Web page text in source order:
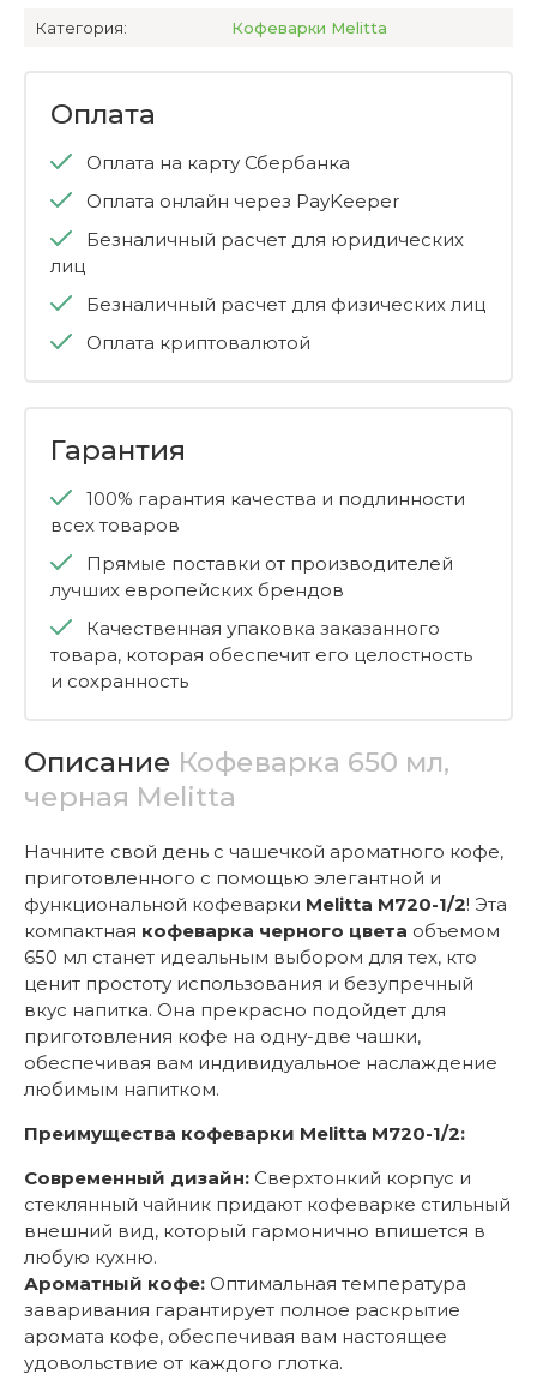
Категория:
Кофеварки Melitta
Оплата
Оплата на карту Сбербанка
Оплата онлайн через PayKeeper
Безналичный расчет для юридических
лиц
Безналичный расчет для физических лиц
Оплата криптовалютой
Гарантия
100% гарантия качества и подлинности
всех товаров
Прямые поставки от производителей
лучших европейских брендов
Качественная упаковка заказанного
товара, которая обеспечит его целостность
и сохранность
Описание Кофеварка 650 мл,
черная Melitta
Начните свой день с чашечкой ароматного кофе,
приготовленного с помощью элегантной и
функциональной кофеварки Melitta M720-1/2! Эта
компактная кофеварка черного цвета объемом
650 мл станет идеальным выбором для тех, кто
ценит простоту использования и безупречный
вкус напитка. Она прекрасно подойдет для
приготовления кофе на одну-две чашки,
обеспечивая вам индивидуальное наслаждение
любимым напитком.
Преимущества кофеварки Melitta M720-1/2:
Современный дизайн: Сверхтонкий корпус и
стеклянный чайник придают кофеварке стильный
внешний вид, который гармонично впишется в
любую кухню.
Ароматный кофе: Оптимальная температура
заваривания гарантирует полное раскрытие
аромата кофе, обеспечивая вам настоящее
удовольствие от каждого глотка.